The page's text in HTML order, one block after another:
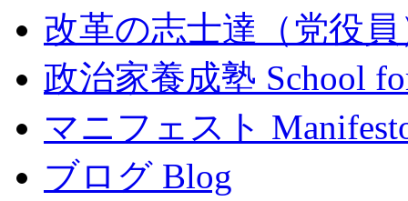
改革の志士達（党役員
政治家養成塾 School
マニフェスト
ブログ Blog